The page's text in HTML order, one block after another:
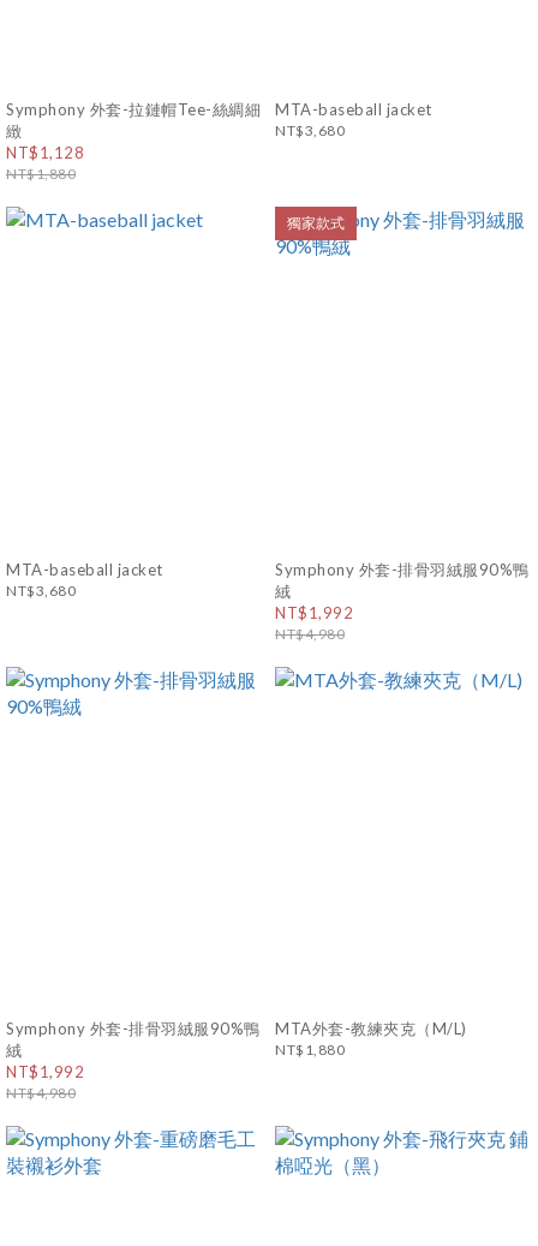
Symphony 外套-拉鏈帽Tee-絲綢細
緻
NT$1,128
NT$1,880
MTA-baseball jacket
NT$3,680
MTA-baseball jacket
NT$3,680
獨家款式
Symphony 外套-排骨羽絨服90%鴨
絨
NT$1,992
NT$4,980
Symphony 外套-排骨羽絨服90%鴨
絨
NT$1,992
NT$4,980
MTA外套-教練夾克（M/L)
NT$1,880